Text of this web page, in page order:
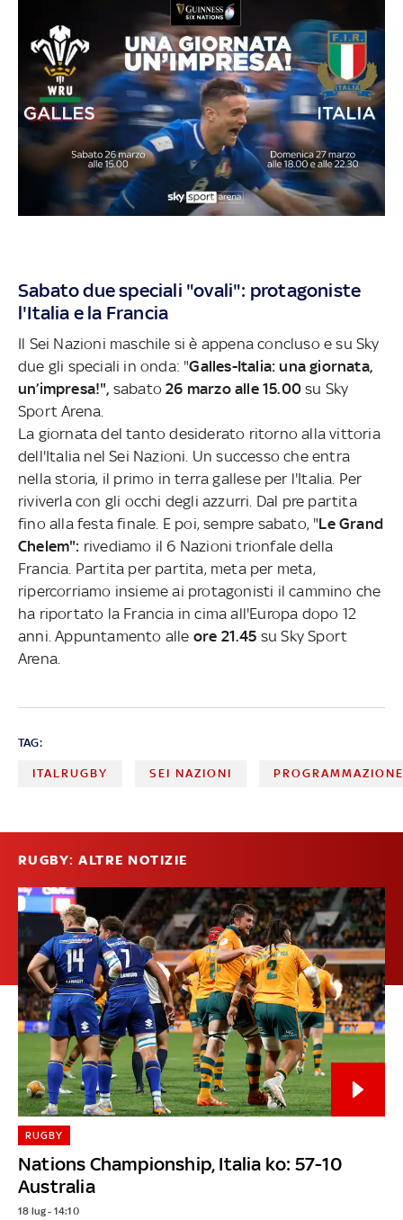
Sabato due speciali "ovali": protagoniste
l'Italia e la Francia
Il Sei Nazioni maschile si è appena concluso e su Sky
due gli speciali in onda: "Galles-Italia: una giornata,
un’impresa!", sabato26 marzo alle 15.00 su Sky
Sport Arena.
La giornata del tanto desiderato ritorno alla vittoria
dell'Italia nel Sei Nazioni. Un successo che entra
nella storia, il primo in terra gallese per l'Italia. Per
riviverla con gli occhi degli azzurri. Dal pre partita
fino alla festa finale. E poi, sempre sabato, "Le Grand
Chelem": rivediamo il 6 Nazioni trionfale della
Francia. Partita per partita, meta per meta,
ripercorriamo insieme ai protagonisti il cammino che
ha riportato la Francia in cima all'Europa dopo 12
anni. Appuntamento alle ore 21.45 su Sky Sport
Arena.
TAG:
ITALRUGBY SEI NAZIONI
RUGBY: ALTRE NOTIZIE
Nations Championship, Italia ko: 57-10
Australia
RUGBY
18 lug - 14:10